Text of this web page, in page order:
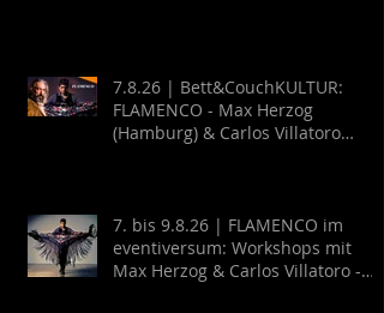
7.8.26 | Bett&CouchKULTUR:
FLAMENCO - Max Herzog
(Hamburg) & Carlos Villatoro
7. bis 9.8.26 | FLAMENCO im
eventiversum: Workshops mit
Max Herzog & Carlos Villatoro -